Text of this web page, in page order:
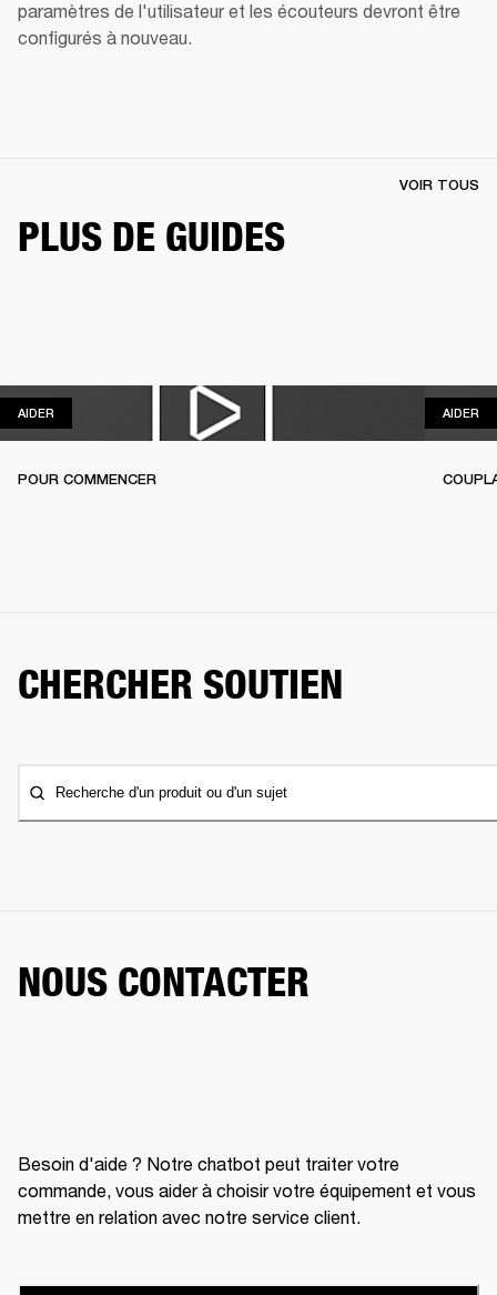
paramètres de l'utilisateur et les écouteurs devront être
configurés à nouveau.
PLUS DE GUIDES
VOIR TOUS
AIDER
POUR COMMENCER
AIDER
CHERCHER SOUTIEN
Recherche d'un produit ou d'un sujet
NOUS CONTACTER
Besoin d'aide ? Notre chatbot peut traiter votre
commande, vous aider à choisir votre équipement et vous
mettre en relation avec notre service client.